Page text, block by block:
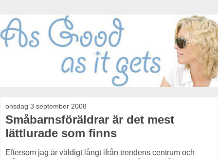
onsdag 3 september 2008
Småbarnsföräldrar är det mest
lättlurade som finns
Eftersom jag är väldigt långt ifrån trendens centrum och